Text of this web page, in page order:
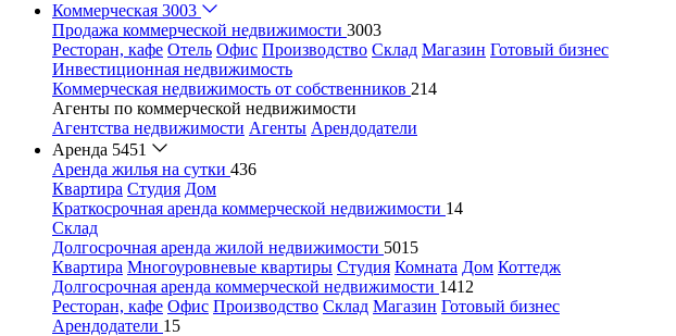
Коммерческая 3003
Продажа коммерческой недвижимости 3003
Ресторан, кафе Отель Офис Производство Склад Магазин Готовый бизнес
Инвестиционная недвижимость
Коммерческая недвижимость от собственников 214
Агенты по коммерческой недвижимости
Агентства недвижимости Агенты Арендодатели
Аренда 5451
Аренда жилья на сутки 436
Квартира Студия Дом
Краткосрочная аренда коммерческой недвижимости 14
Склад
Долгосрочная аренда жилой недвижимости 5015
Квартира Многоуровневые квартиры Студия Комната Дом Коттедж
Долгосрочная аренда коммерческой недвижимости 1412
Ресторан, кафе Офис Производство Склад Магазин Готовый бизнес
Арендодатели 15